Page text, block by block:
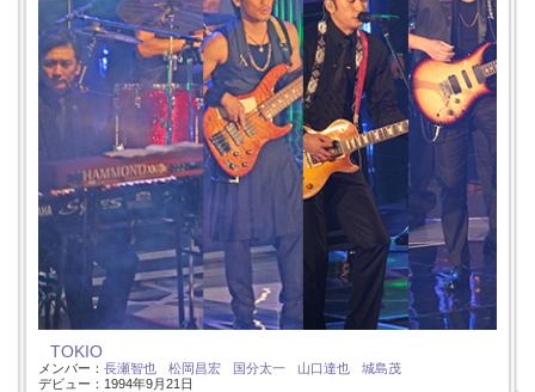
TOKIO
メンバー： 長瀬智也 松岡昌宏 国分太一 山口達也
城島茂
デビュー：1994年9月21日